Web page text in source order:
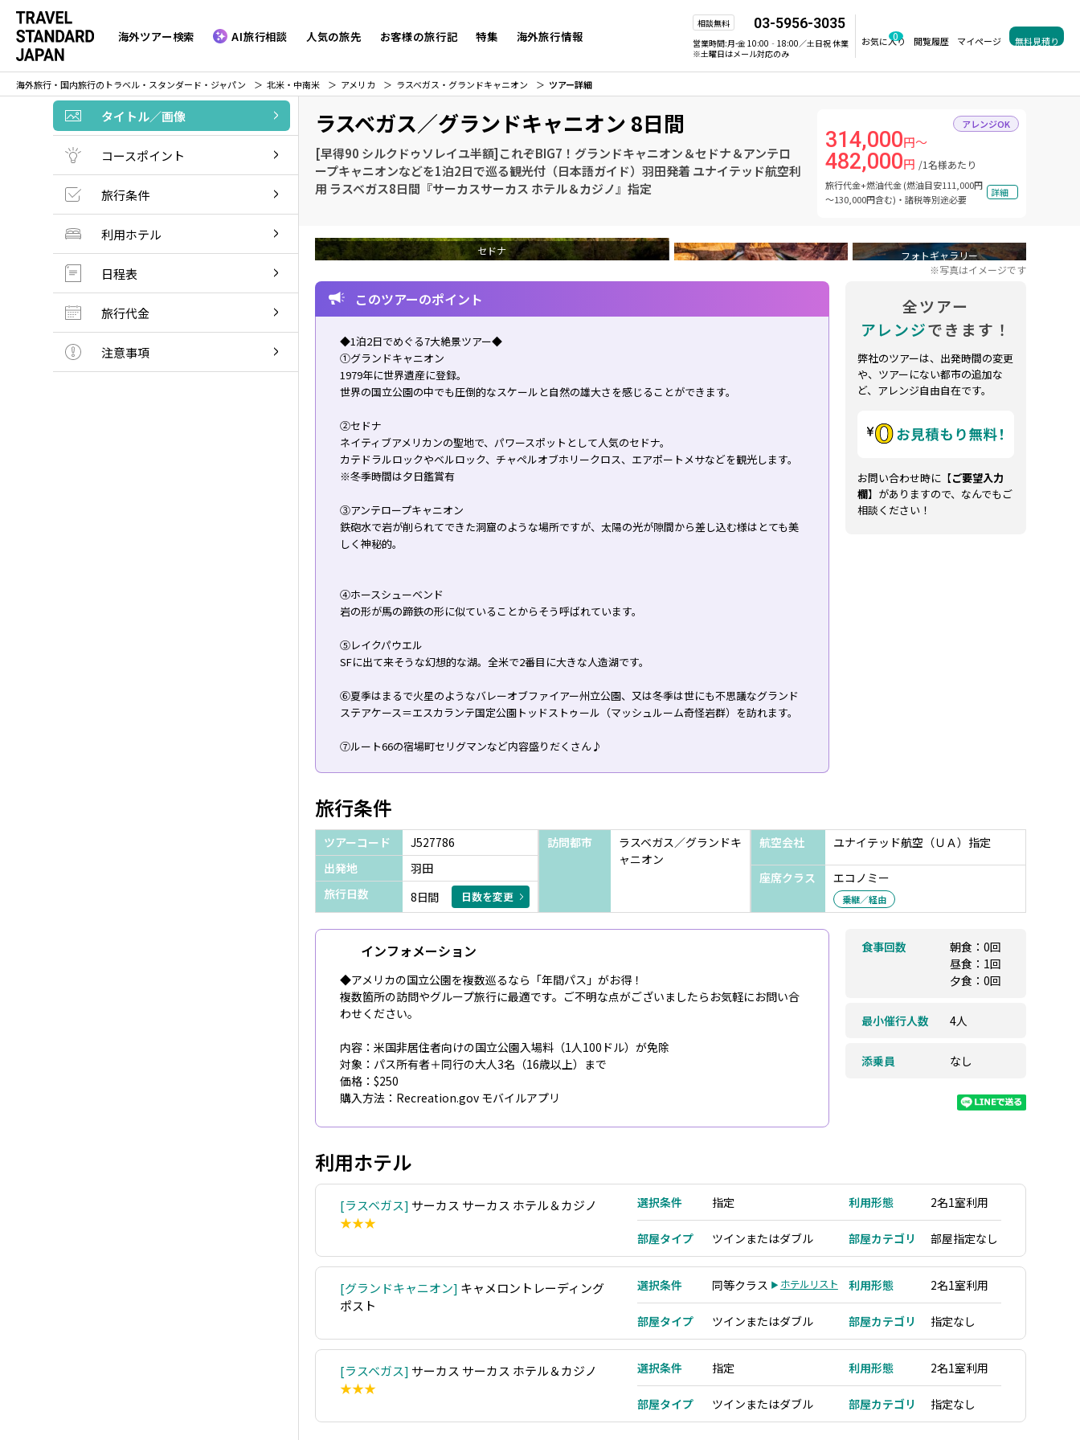
海外ツアー検索 AI旅行相談 人気の旅先 お客様の旅行記 特集 海外旅行情報
相談無料 03-5956-3035
営業時間:月-金 10:00‐18:00／土日祝 休業
※土曜日はメール対応のみ
お気に入り
0 閲覧履歴 マイページ 無料見積り
海外旅行・国内旅行のトラベル・スタンダード・ジャパン 北米・中南米 アメリカ ラスベガス・グランドキャニオン ツアー詳細
タイトル／画像
コースポイント
旅行条件
利用ホテル
日程表
旅行代金
注意事項
ラスベガス／グランドキャニオン 8日間
[早得90 シルクドゥソレイユ半額]これぞBIG7！グランドキャニオン＆セドナ＆アンテロ
ープキャニオンなどを1泊2日で巡る観光付（日本語ガイド）羽田発着 ユナイテッド航空利
用 ラスベガス8日間『サーカスサーカス ホテル＆カジノ』指定
アレンジOK
314,000円～
482,000円 /1名様あたり
旅行代金+燃油代金 (燃油目安111,000円
～130,000円含む)・諸税等別途必要
詳細
セドナ
フォトギャラリー
※写真はイメージです
このツアーのポイント
◆1泊2日でめぐる7大絶景ツアー◆
①グランドキャニオン
1979年に世界遺産に登録。
世界の国立公園の中でも圧倒的なスケールと自然の雄大さを感じることができます。
②セドナ
ネイティブアメリカンの聖地で、パワースポットとして人気のセドナ。
カテドラルロックやベルロック、チャペルオブホリークロス、エアポートメサなどを観光します。
※冬季時間は夕日鑑賞有
③アンテロープキャニオン
鉄砲水で岩が削られてできた洞窟のような場所ですが、太陽の光が隙間から差し込む様はとても美
しく神秘的。
➃ホースシューベンド
岩の形が馬の蹄鉄の形に似ていることからそう呼ばれています。
⑤レイクパウエル
SFに出て来そうな幻想的な湖。全米で2番目に大きな人造湖です。
⑥夏季はまるで火星のようなバレーオブファイアー州立公園、又は冬季は世にも不思議なグランド
ステアケース＝エスカランテ国定公園トッドストゥール（マッシュルーム奇怪岩群）を訪れます。
⑦ルート66の宿場町セリグマンなど内容盛りだくさん♪
全ツアー
アレンジできます！
弊社のツアーは、出発時間の変更
や、ツアーにない都市の追加な
ど、アレンジ自由自在です。
お問い合わせ時に【ご要望入力
欄】がありますので、なんでもご
相談ください！
旅行条件
ツアーコード
J527786
出発地
羽田
旅行日数
8日間 日数を変更
訪問都市
ラスベガス／グランドキ
ャニオン
航空会社 ユナイテッド航空（ＵＡ）指定
座席クラス エコノミー
乗継／経由
インフォメーション
◆アメリカの国立公園を複数巡るなら「年間パス」がお得！
複数箇所の訪問やグループ旅行に最適です。ご不明な点がございましたらお気軽にお問い合
わせください。
内容：米国非居住者向けの国立公園入場料（1人100ドル）が免除
対象：パス所有者＋同行の大人3名（16歳以上）まで
価格：$250
購入方法：Recreation.gov モバイルアプリ
食事回数
朝食：0回
昼食：1回
夕食：0回
最小催行人数 4人
添乗員 なし
利用ホテル
ラスベガス サーカス サーカス ホテル＆カジノ
★★★
選択条件 指定 利用形態 2名1室利用
部屋タイプ ツインまたはダブル 部屋カテゴリ 部屋指定なし
グランドキャニオン キャメロントレーディング
ポスト
選択条件 同等クラス ホテルリスト 利用形態 2名1室利用
部屋タイプ ツインまたはダブル 部屋カテゴリ 指定なし
ラスベガス サーカス サーカス ホテル＆カジノ
★★★
選択条件 指定 利用形態 2名1室利用
部屋タイプ ツインまたはダブル 部屋カテゴリ 指定なし